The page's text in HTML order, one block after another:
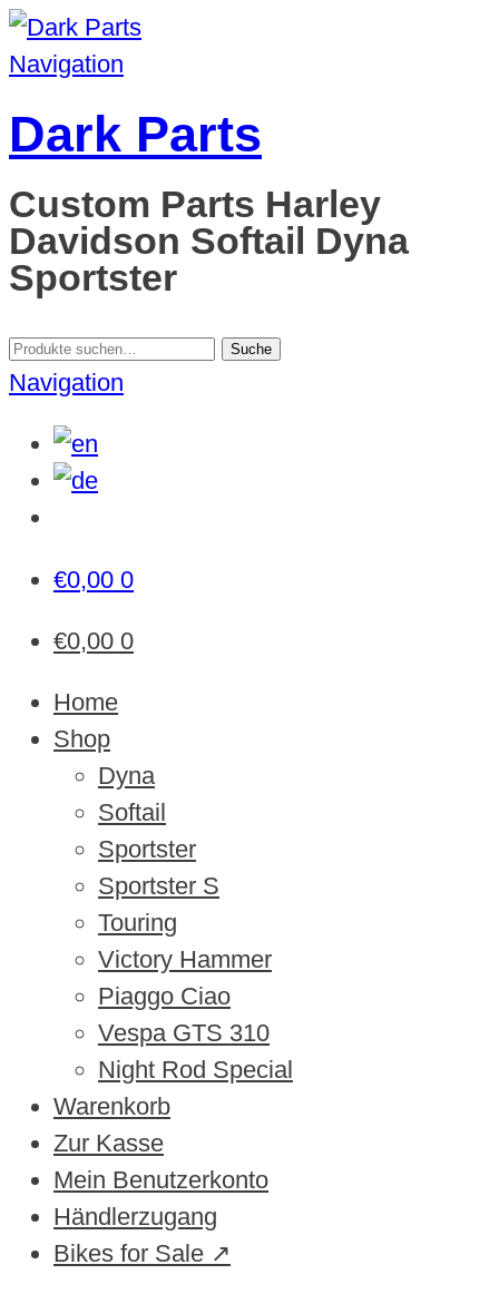
Navigation
Dark Parts
Custom Parts Harley
Davidson Softail Dyna
Sportster
Suche
nach:
Suche
Navigation
€0,00 0
€0,00 0
Home
Shop
Dyna
Softail
Sportster
Sportster S
Touring
Victory Hammer
Piaggo Ciao
Vespa GTS 310
Night Rod Special
Warenkorb
Zur Kasse
Mein Benutzerkonto
Händlerzugang
Bikes for Sale ↗